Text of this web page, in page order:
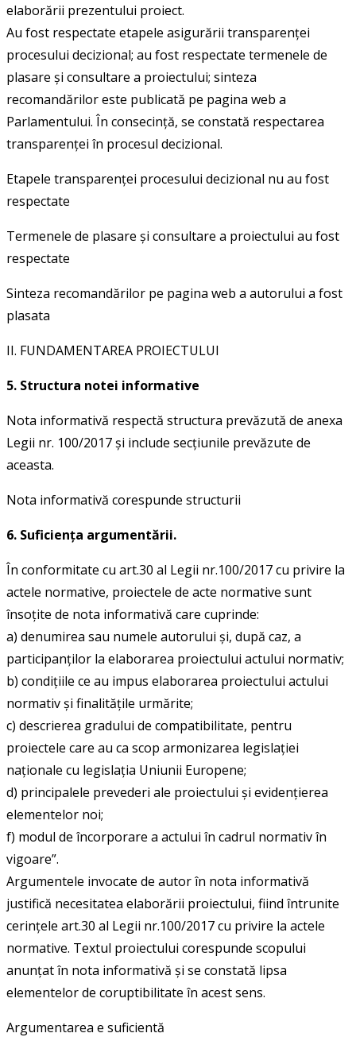
elaborării prezentului proiect.
Au fost respectate etapele asigurării transparenței
procesului decizional; au fost respectate termenele de
plasare și consultare a proiectului; sinteza
recomandărilor este publicată pe pagina web a
Parlamentului. În consecință, se constată respectarea
transparenței în procesul decizional.
Etapele transparenței procesului decizional nu au fost
respectate
Termenele de plasare și consultare a proiectului au fost
respectate
Sinteza recomandărilor pe pagina web a autorului a fost
plasata
II. FUNDAMENTAREA PROIECTULUI
5. Structura notei informative
Nota informativă respectă structura prevăzută de anexa
Legii nr. 100/2017 și include secțiunile prevăzute de
aceasta.
Nota informativă corespunde structurii
6. Suficienţa argumentării.
În conformitate cu art.30 al Legii nr.100/2017 cu privire la
actele normative, proiectele de acte normative sunt
însoțite de nota informativă care cuprinde:
a) denumirea sau numele autorului și, după caz, a
participanților la elaborarea proiectului actului normativ;
b) condițiile ce au impus elaborarea proiectului actului
normativ și finalitățile urmărite;
c) descrierea gradului de compatibilitate, pentru
proiectele care au ca scop armonizarea legislației
naționale cu legislația Uniunii Europene;
d) principalele prevederi ale proiectului și evidențierea
elementelor noi;
f) modul de încorporare a actului în cadrul normativ în
vigoare”.
Argumentele invocate de autor în nota informativă
justifică necesitatea elaborării proiectului, fiind întrunite
cerințele art.30 al Legii nr.100/2017 cu privire la actele
normative. Textul proiectului corespunde scopului
anunțat în nota informativă și se constată lipsa
elementelor de coruptibilitate în acest sens.
Argumentarea e suficientă